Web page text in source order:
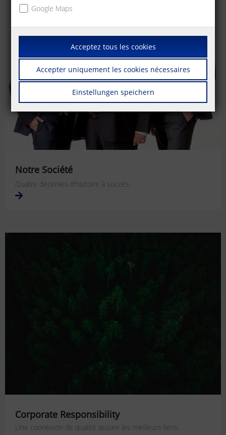
Notre Société
Quatre décenies d'histoire à succès.
Corporate Responsibility
Une connexion de qualité assure les meilleurs liens.
Google Maps
Acceptez tous les cookies
Accepter uniquement les cookies nécessaires
Einstellungen speichern